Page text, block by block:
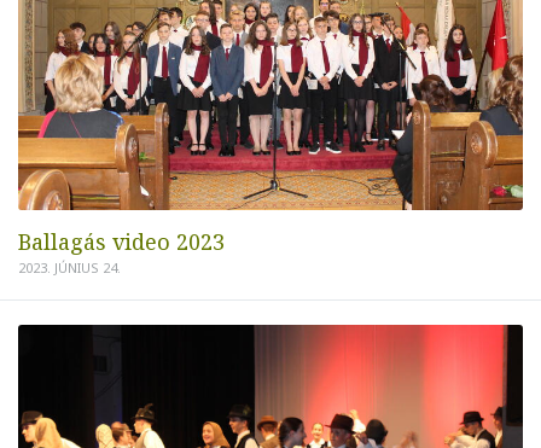
Ballagás video 2023
2023. JÚNIUS 24.